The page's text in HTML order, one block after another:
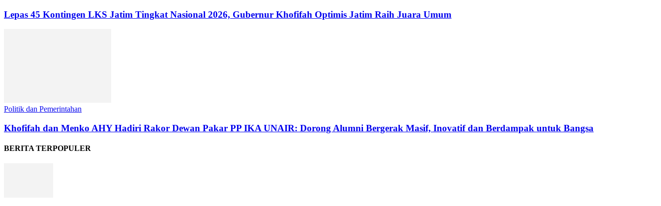
Lepas 45 Kontingen LKS Jatim Tingkat Nasional 2026, Gubernur Khofifah Optimis Jatim Raih Juara Umum
Politik dan Pemerintahan
Khofifah dan Menko AHY Hadiri Rakor Dewan Pakar PP IKA UNAIR: Dorong Alumni Bergerak Masif, Inovatif dan Berdampak untuk Bangsa
BERITA TERPOPULER